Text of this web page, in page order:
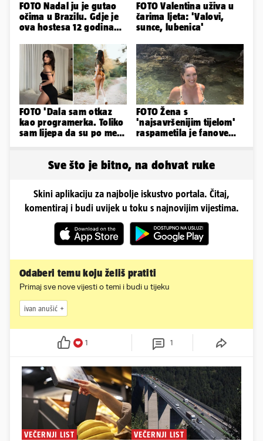
FOTO Nadal ju je gutao
očima u Brazilu. Gdje je
ova hostesa 12 godina
FOTO Valentina uživa u
čarima ljeta: 'Valovi,
sunce, lubenica'
FOTO 'Dala sam otkaz
kao programerka. Toliko
sam lijepa da su po meni
FOTO Žena s
'najsavršenijim tijelom'
raspametila je fanove
Sve što je bitno, na dohvat ruke
Skini aplikaciju za najbolje iskustvo portala. Čitaj,
komentiraj i budi uvijek u toku s najnovijim vijestima.
Odaberi temu koju želiš pratiti
Primaj sve nove vijesti o temi i budi u tijeku
ivan anušić
1 1